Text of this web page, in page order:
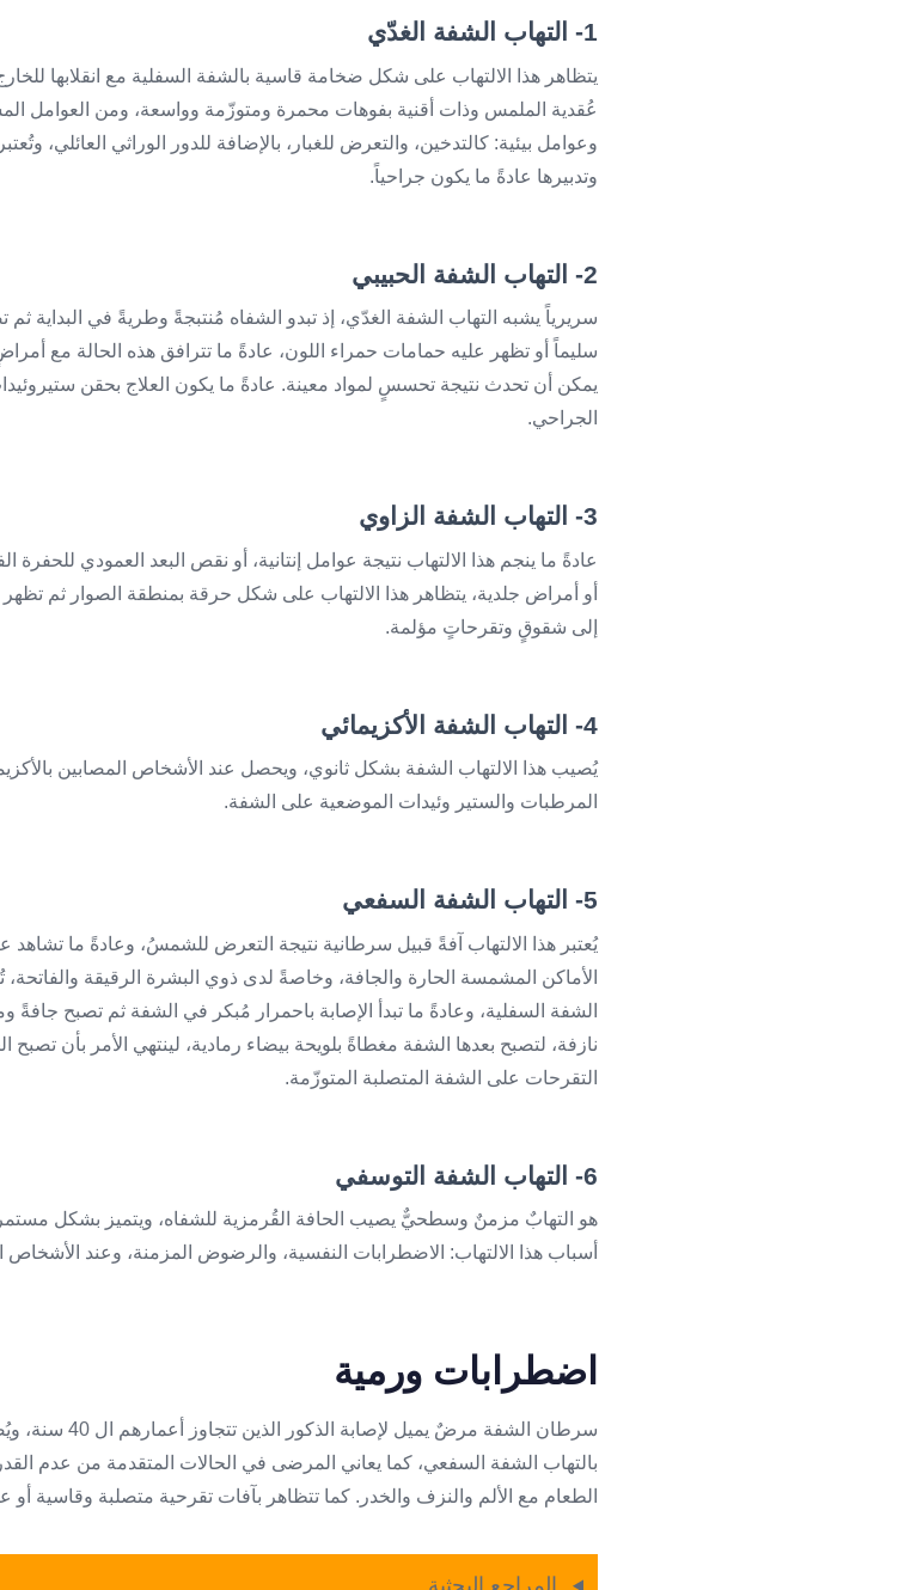
1- التهاب الشفة الغدّي
يتظاهر هذا الالتهاب على شكل ضخامة قاسية بالشفة السفلية مع انقلابها
عُقدية الملمس وذات أقنية بفوهات محمرة ومتوزّمة وواسعة، ومن العوامل
وعوامل بيئية: كالتدخين، والتعرض للغبار، بالإضافة للدور الوراثي العائلي،
وتدبيرها عادةً ما يكون جراحياً.
2- التهاب الشفة الحبيبي
سريرياً يشبه التهاب الشفة الغدّي، إذ تبدو الشفاه مُنتبجةً وطريةً في البداية
سليماً أو تظهر عليه حمامات حمراء اللون، عادةً ما تترافق هذه الحالة مع
يمكن أن تحدث نتيجة تحسسٍ لمواد معينة. عادةً ما يكون العلاج بحقن
الجراحي.
3- التهاب الشفة الزاوي
عادةً ما ينجم هذا الالتهاب نتيجة عوامل إنتانية، أو نقص البعد العمودي
أو أمراض جلدية، يتظاهر هذا الالتهاب على شكل حرقة بمنطقة الصوار ثم
إلى شقوقٍ وتقرحاتٍ مؤلمة.
4- التهاب الشفة الأكزيمائي
يُصيب هذا الالتهاب الشفة بشكل ثانوي، ويحصل عند الأشخاص المصابين
المرطبات والستير وئيدات الموضعية على الشفة.
5- التهاب الشفة السفعي
يُعتبر هذا الالتهاب آفةً قبيل سرطانية نتيجة التعرض للشمسُ، وعادةً ما تشاهد
الأماكن المشمسة الحارة والجافة، وخاصةً لدى ذوي البشرة الرقيقة
الشفة السفلية، وعادةً ما تبدأ الإصابة باحمرار مُبكر في الشفة ثم تصبح جافةً
نازفة، لتصبح بعدها الشفة مغطاةً بلويحة بيضاء رمادية، لينتهي الأمر بأن تصبح
التقرحات على الشفة المتصلبة المتوزّمة.
6- التهاب الشفة التوسفي
هو التهابٌ مزمنٌ وسطحيٌّ يصيب الحافة القُرمزية للشفاه، ويتميز بشكل
أسباب هذا الالتهاب: الاضطرابات النفسية، والرضوض المزمنة، وعند الأشخاص
اضطرابات ورمية
سرطان الشفة مرضٌ
بالتهاب الشفة السفعي، كما يعاني المرضى في الحالات المتقدمة من عدم
الطعام مع الألم والنزف والخدر. كما تتظاهر بآفات تقرحية متصلبة وقاسية أو
المراجع البحثية